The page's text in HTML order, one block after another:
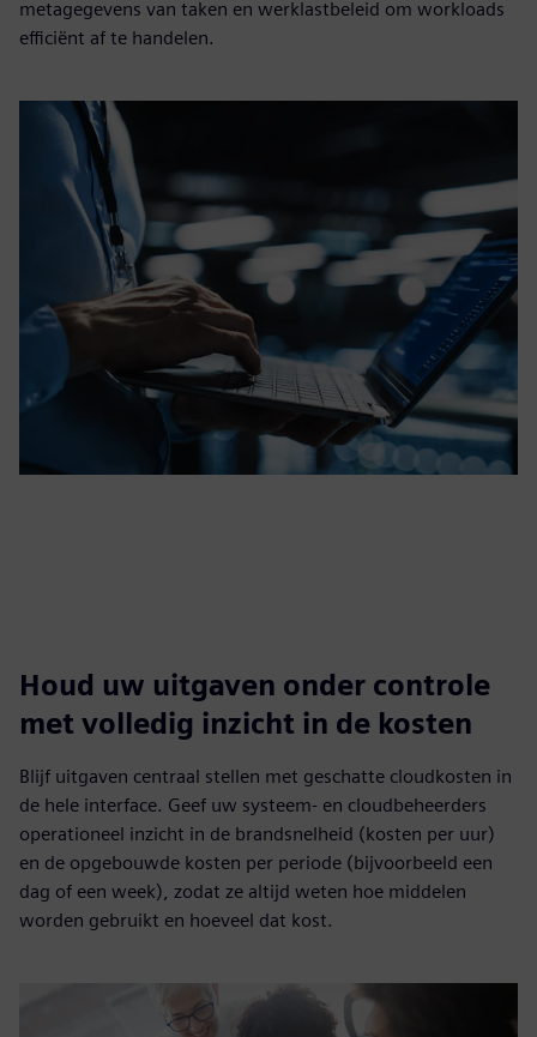
metagegevens van taken en werklastbeleid om workloads
efficiënt af te handelen.
Houd uw uitgaven onder controle
met volledig inzicht in de kosten
Blijf uitgaven centraal stellen met geschatte cloudkosten in
de hele interface. Geef uw systeem- en cloudbeheerders
operationeel inzicht in de brandsnelheid (kosten per uur)
en de opgebouwde kosten per periode (bijvoorbeeld een
dag of een week), zodat ze altijd weten hoe middelen
worden gebruikt en hoeveel dat kost.